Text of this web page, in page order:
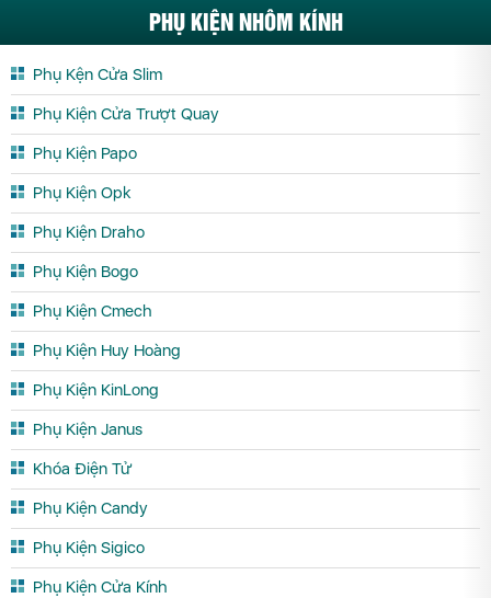
PHỤ KIỆN NHÔM KÍNH
Phụ Kện Cửa Slim
Phụ Kiện Cửa Trượt Quay
Phụ Kiện Papo
Phụ Kiện Opk
Phụ Kiện Draho
Phụ Kiện Bogo
Phụ Kiện Cmech
Phụ Kiện Huy Hoàng
Phụ Kiện KinLong
Phụ Kiện Janus
Khóa Điện Tử
Phụ Kiện Candy
Phụ Kiện Sigico
Phụ Kiện Cửa Kính